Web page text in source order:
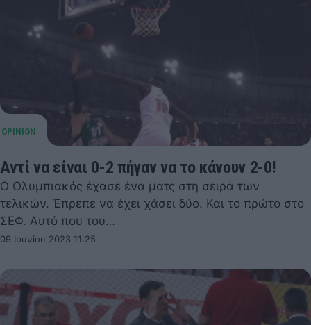
Αντί να είναι 0-2 πήγαν να το κάνουν 2-0!
Ο Ολυμπιακός έχασε ένα ματς στη σειρά των
τελικών. Έπρεπε να έχει χάσει δύο. Και το πρώτο στο
ΣΕΦ. Αυτό που του…
09 Ιουνίου 2023 11:25